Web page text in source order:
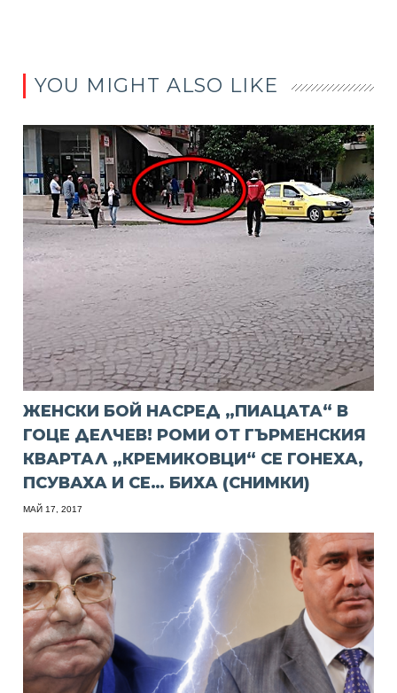
YOU MIGHT ALSO LIKE
ЖЕНСКИ БОЙ НАСРЕД „ПИАЦАТА“ В
ГОЦЕ ДЕЛЧЕВ! РОМИ ОТ ГЪРМЕНСКИЯ
КВАРТАЛ „КРЕМИКОВЦИ“ СЕ ГОНЕХА,
ПСУВАХА И СЕ… БИХА (СНИМКИ)
МАЙ 17, 2017